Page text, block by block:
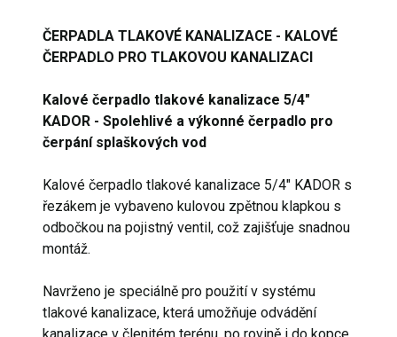
ČERPADLA TLAKOVÉ KANALIZACE - KALOVÉ
ČERPADLO PRO TLAKOVOU KANALIZACI
Kalové čerpadlo tlakové kanalizace 5/4"
KADOR - Spolehlivé a výkonné čerpadlo pro
čerpání splaškových vod
Kalové čerpadlo tlakové kanalizace 5/4" KADOR s
řezákem je vybaveno kulovou zpětnou klapkou s
odbočkou na pojistný ventil, což zajišťuje snadnou
montáž.
Navrženo je speciálně pro použití v systému
tlakové kanalizace, která umožňuje odvádění
kanalizace v členitém terénu, po rovině i do kopce,